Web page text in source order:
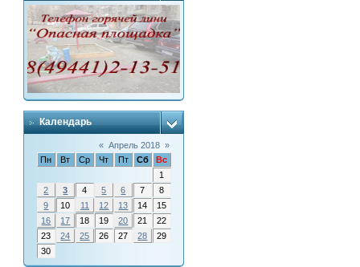
Календарь
« Апрель 2018 »
Пн
Вт Ср Чт Пт Сб
Вс
1
2
3 4 5 6 7
8
9
10 11 12 13 14
15
16
17 18 19 20 21
22
23
24 25 26 27 28
29
30